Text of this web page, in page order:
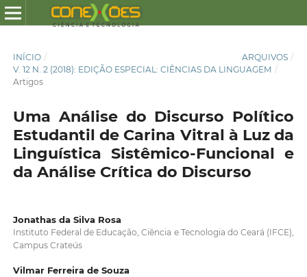
INÍCIO / ARQUIVOS /
V. 12 N. 2 (2018): EDIÇÃO ESPECIAL: CIÊNCIAS DA LINGUAGEM /
Artigos
Uma Análise do Discurso Político
Estudantil de Carina Vitral à Luz da
Linguística Sistêmico-Funcional e
da Análise Crítica do Discurso
Jonathas da Silva Rosa
Instituto Federal de Educação, Ciência e Tecnologia do Ceará (IFCE),
Campus Crateús
Vilmar Ferreira de Souza